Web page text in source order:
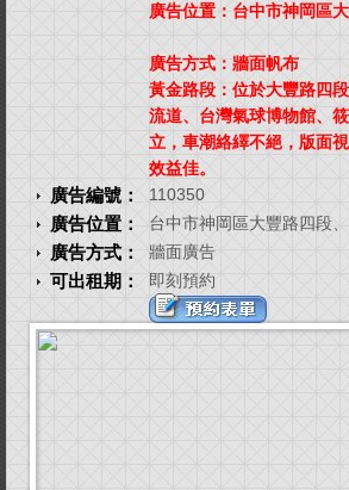
廣告位置：台中市神岡區
廣告方式：牆面帆布
黃金路段：位於大豐路四
流道、台灣氣球博物館、
立，車潮絡繹不絕，版面
效益佳。
廣告編號： 110350
廣告位置： 台中市神岡區大豐路四段
廣告方式： 牆面廣告
可出租期： 即刻預約